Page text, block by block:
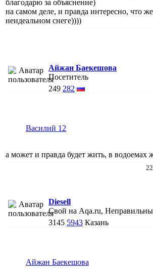
благодарю за объяснение)
на самом деле, и правда интересно, что
неидеальном снеге))))
Айжан Баекешова
Посетитель
249 282
Василий 12
а может и правда будет жить, в водоемах
Diesell
Свой на Aqa.ru,
3145 5943 Казань
Айжан Баекешова